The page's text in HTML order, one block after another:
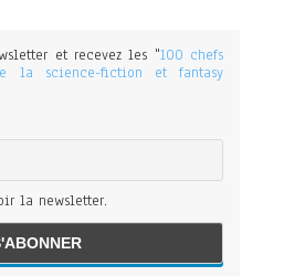
et recevez les "100 chefs
la science-fiction et fantasy
la newsletter.